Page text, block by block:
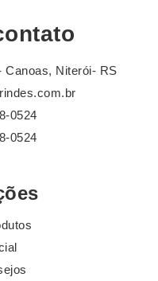
Canoas, Niterói- RS
0524
0524